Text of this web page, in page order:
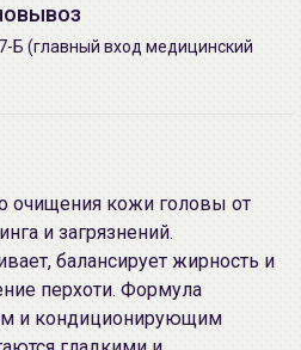
Б (главный вход медицинский
очищения кожи головы от
и загрязнений.
балансирует жирность и
перхоти. Формула
и кондиционирующим